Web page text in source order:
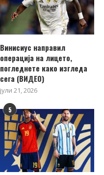
Винисиус направил
операција на лицето,
погледнете како изгледа
сега (ВИДЕО)
јули 21, 2026
5